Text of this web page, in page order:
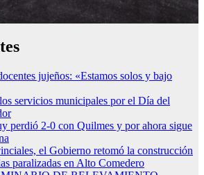
jujeños: «Estamos solos y bajo
servicios municipales por el Día del
perdió 2-0 con Quilmes y por ahora sigue
el Gobierno retomó la construcción
paralizadas en Alto Comedero